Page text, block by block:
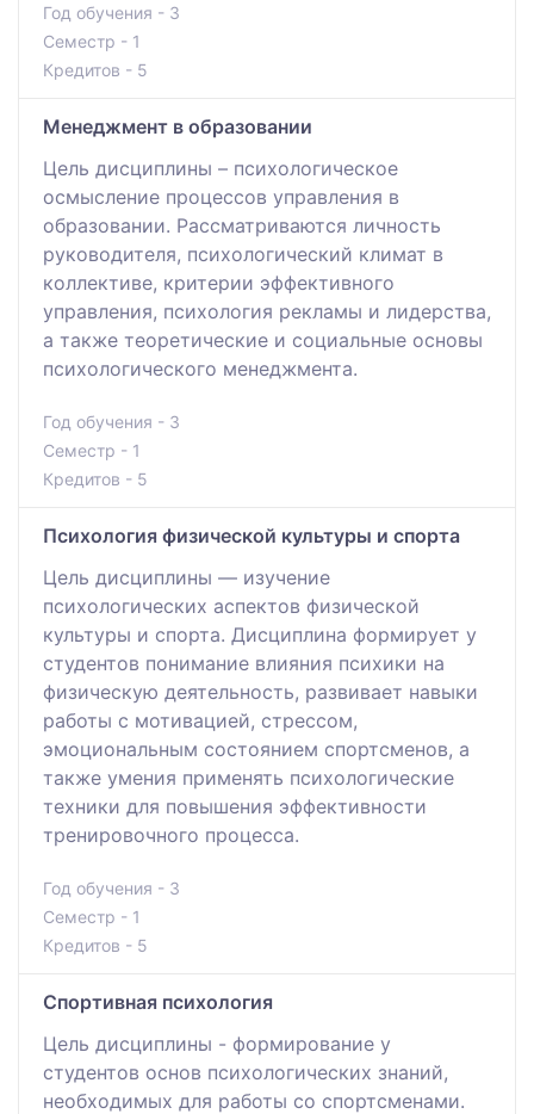
Год обучения - 3
Семестр - 1
Кредитов - 5
Менеджмент в образовании
Цель дисциплины – психологическое
осмысление процессов управления в
образовании. Рассматриваются личность
руководителя, психологический климат в
коллективе, критерии эффективного
управления, психология рекламы и лидерства,
а также теоретические и социальные основы
психологического менеджмента.
Год обучения - 3
Семестр - 1
Кредитов - 5
Психология физической культуры и спорта
Цель дисциплины — изучение
психологических аспектов физической
культуры и спорта. Дисциплина формирует у
студентов понимание влияния психики на
физическую деятельность, развивает навыки
работы с мотивацией, стрессом,
эмоциональным состоянием спортсменов, а
также умения применять психологические
техники для повышения эффективности
тренировочного процесса.
Год обучения - 3
Семестр - 1
Кредитов - 5
Спортивная психология
Цель дисциплины - формирование у
студентов основ психологических знаний,
необходимых для работы со спортсменами.